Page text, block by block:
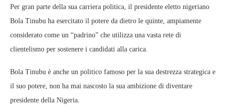
Per gran parte della sua carriera politica, il presidente eletto nigeriano
Bola Tinubu ha esercitato il potere da dietro le quinte, ampiamente
considerato come un “padrino” che utilizza una vasta rete di
clientelismo per sostenere i candidati alla carica.
Bola Tinubu è anche un politico famoso per la sua destrezza strategica e
il suo potere, non ha mai nascosto la sua ambizione di diventare
presidente della Nigeria.